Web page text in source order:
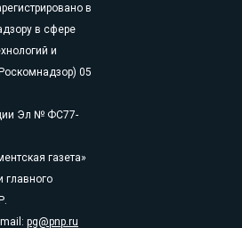
в
в сфере
и
05
Эл № ФС77-
газета»
главного
pg@pnp.ru